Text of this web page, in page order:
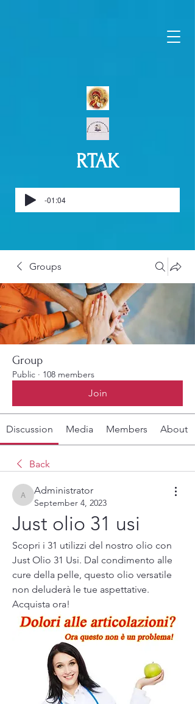
RTAK
-01:04
Groups
Group
Public · 108 members
Join
Discussion Media Members About
Back
Administrator
Administrator
September 4, 2023
Just olio 31 usi
Scopri i 31 utilizzi del nostro olio con
Just Olio 31 Usi. Dal condimento alle
cure della pelle, questo olio versatile
non deluderà le tue aspettative.
Acquista ora!